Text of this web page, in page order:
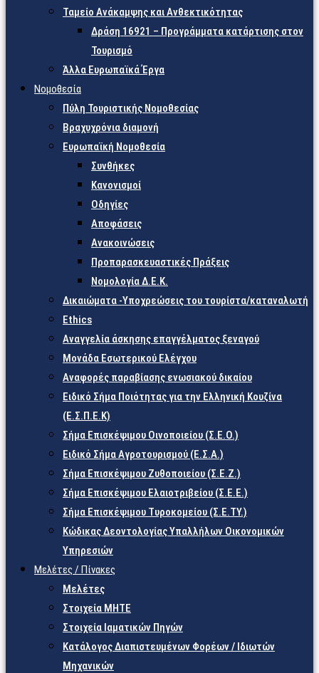
Ταμείο Ανάκαμψης και Ανθεκτικότητας
Δράση 16921 – Προγράμματα κατάρτισης στον
Τουρισμό
Άλλα Ευρωπαϊκά Έργα
Νομοθεσία
Πύλη Τουριστικής Νομοθεσίας
Βραχυχρόνια διαμονή
Ευρωπαϊκή Νομοθεσία
Συνθήκες
Κανονισμοί
Οδηγίες
Αποφάσεις
Ανακοινώσεις
Προπαρασκευαστικές Πράξεις
Νομολογία Δ.Ε.Κ.
Δικαιώματα -Υποχρεώσεις του τουρίστα/καταναλωτή
Ethics
Αναγγελία άσκησης επαγγέλματος ξεναγού
Μονάδα Εσωτερικού Ελέγχου
Αναφορές παραβίασης ενωσιακού δικαίου
Ειδικό Σήμα Ποιότητας για την Ελληνική Κουζίνα
(Ε.Σ.Π.Ε.Κ)
Σήμα Επισκέψιμου Οινοποιείου (Σ.Ε.Ο.)
Ειδικό Σήμα Αγροτουρισμού (Ε.Σ.Α.)
Σήμα Επισκέψιμου Ζυθοποιείου (Σ.Ε.Ζ.)
Σήμα Επισκέψιμου Ελαιοτριβείου (Σ.Ε.Ε.)
Σήμα Επισκέψιμου Τυροκομείου (Σ.Ε.TY.)
Κώδικας Δεοντολογίας Υπαλλήλων Οικονομικών
Υπηρεσιών
Μελέτες / Πίνακες
Μελέτες
Στοιχεία ΜΗΤΕ
Στοιχεία Ιαματικών Πηγών
Κατάλογος Διαπιστευμένων Φορέων / Ιδιωτών
Μηχανικών